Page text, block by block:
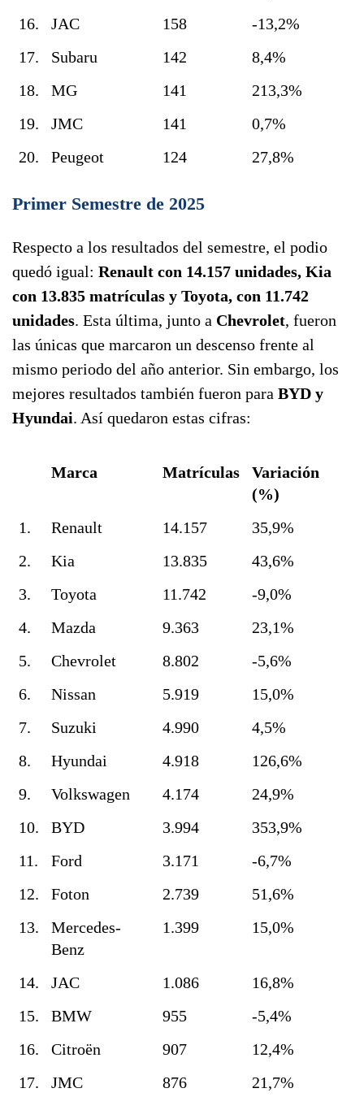
16.
JAC 158
-13,2%
17.
Subaru 142
8,4%
18.
MG 141
213,3%
19.
JMC 141
0,7%
20.
Peugeot 124 27,8%
Primer Semestre de 2025
Respecto a los resultados del semestre, el podio
quedó igual: Renault con 14.157 unidades, Kia
con 13.835 matrículas y Toyota, con 11.742
unidades. Esta última, junto a Chevrolet, fueron
las únicas que marcaron un descenso frente al
mismo periodo del año anterior. Sin embargo, los
mejores resultados también fueron para BYD y
Hyundai. Así quedaron estas cifras:
Marca Matrículas
Variación
(%)
1.
Renault 14.157
35,9%
2.
Kia 13.835
43,6%
3.
Toyota 11.742
-9,0%
4.
Mazda 9.363
23,1%
5.
Chevrolet 8.802
-5,6%
6.
Nissan 5.919
15,0%
7.
Suzuki 4.990
4,5%
8.
Hyundai 4.918
126,6%
9.
Volkswagen 4.174
24,9%
10.
BYD 3.994
353,9%
11.
Ford 3.171
-6,7%
12.
Foton 2.739
51,6%
13.
Mercedes-
Benz
1.399 15,0%
14. JAC 1.086
16,8%
15.
BMW 955
-5,4%
16.
Citroën 907
12,4%
17.
JMC 876
21,7%